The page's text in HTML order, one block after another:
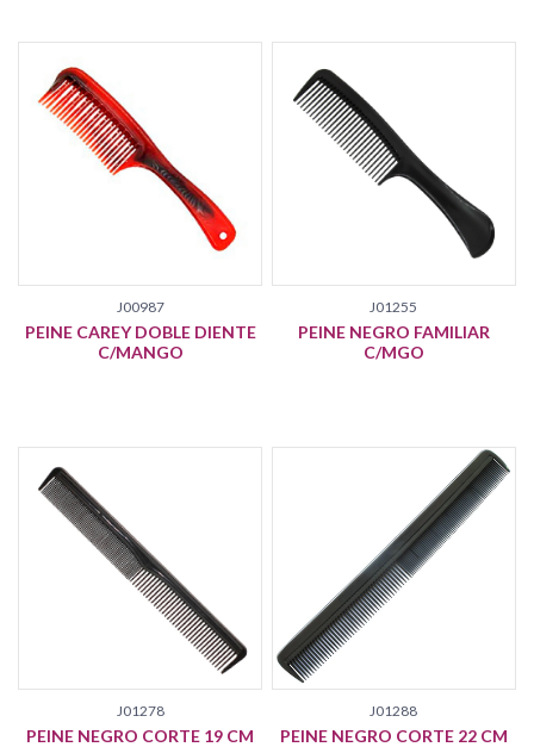
J00987
PEINE CAREY DOBLE DIENTE
C/MANGO
J01255
PEINE NEGRO FAMILIAR
C/MGO
J01278
PEINE NEGRO CORTE 19 CM
J01288
PEINE NEGRO CORTE 22 CM